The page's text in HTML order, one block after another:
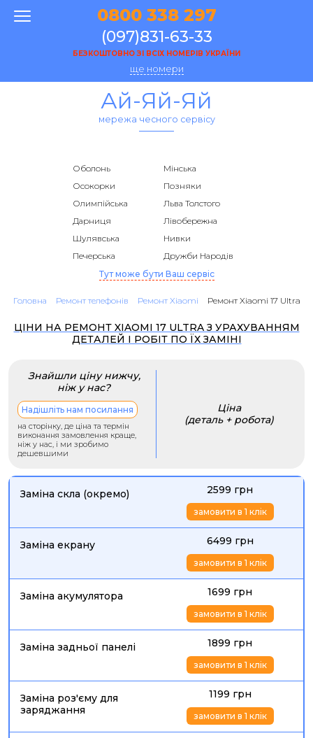
0800 338 297
(097)831-63-33
БЕЗКОШТОВНО ЗІ ВСІХ НОМЕРІВ УКРАЇНИ
ще номери
Ай-Яй-Яй
мережа чесного сервісу
Оболонь
Мінська
Осокорки
Позняки
Олимпійська
Льва Толстого
Дарниця
Лівобережна
Шулявська
Нивки
Печерська
Дружби Народів
Тут може бути Ваш сервіс
Головна Ремонт телефонів Ремонт Xiaomi Ремонт Xiaomi 17 Ultra
ЦІНИ НА РЕМОНТ XIAOMI 17 ULTRA З УРАХУВАННЯМ
ДЕТАЛЕЙ І РОБІТ ПО ЇХ ЗАМІНІ
Знайшли ціну нижчу,
ніж у нас?
Надішліть нам посилання
на сторінку, де ціна та термін
виконання замовлення краще,
ніж у нас, і ми зробимо
дешевшими
Ціна
(деталь + робота)
Заміна скла (окремо) 2599 грн
замовити в 1 клік
Заміна екрану 6499 грн
замовити в 1 клік
Заміна акумулятора 1699 грн
замовити в 1 клік
Заміна задньої панелі 1899 грн
замовити в 1 клік
Заміна роз'єму для
заряджання
1199 грн
замовити в 1 клік